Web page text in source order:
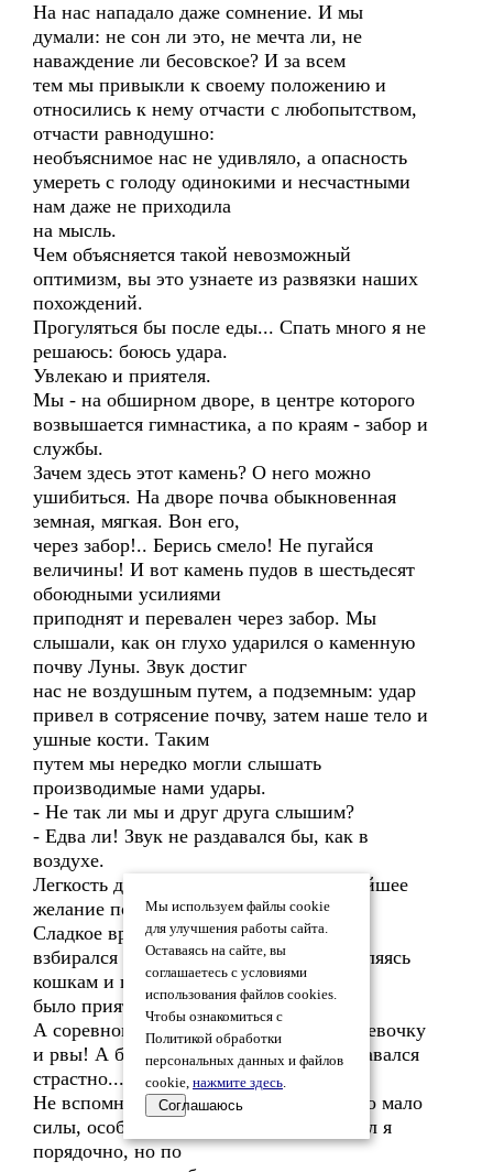
На нас нападало даже сомнение. И мы
думали: не сон ли это, не мечта ли, не
наваждение ли бесовское? И за всем
тем мы привыкли к своему положению и
относились к нему отчасти с любопытством,
отчасти равнодушно:
необъяснимое нас не удивляло, а опасность
умереть с голоду одинокими и несчастными
нам даже не приходила
на мысль.
Чем объясняется такой невозможный
оптимизм, вы это узнаете из развязки наших
похождений.
Прогуляться бы после еды... Спать много я не
решаюсь: боюсь удара.
Увлекаю и приятеля.
Мы - на обширном дворе, в центре которого
возвышается гимнастика, а по краям - забор и
службы.
Зачем здесь этот камень? О него можно
ушибиться. На дворе почва обыкновенная
земная, мягкая. Вон его,
через забор!.. Берись смело! Не пугайся
величины! И вот камень пудов в шестьдесят
обоюдными усилиями
приподнят и перевален через забор. Мы
слышали, как он глухо ударился о каменную
почву Луны. Звук достиг
нас не воздушным путем, а подземным: удар
привел в сотрясение почву, затем наше тело и
ушные кости. Таким
путем мы нередко могли слышать
производимые нами удары.
- Не так ли мы и друг друга слышим?
- Едва ли! Звук не раздавался бы, как в
воздухе.
Легкость движений возбуждает сильнейшее
желание полазить и попрыгать.
Сладкое время детства! Я помню, как
взбирался на крыши и деревья, уподобляясь
кошкам и птицам. Это
было приятно...
А соревновательные прыжки через веревочку
и рвы! А беготня на приз! Этому я отдавался
страстно...
Не вспомнить ли старину? У меня было мало
силы, особенно в руках. Прыгал и бегал я
порядочно, но по
Мы используем файлы cookie
для улучшения работы сайта.
Оставаясь на сайте, вы
соглашаетесь с условиями
использования файлов cookies.
Чтобы ознакомиться с
Политикой обработки
персональных данных и файлов
cookie, нажмите здесь.
Соглашаюсь